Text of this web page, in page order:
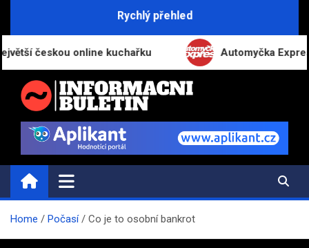
Rychlý přehled
českou online kuchařku Automyčka Express
INFORMAČNÍ-BULETIN.CZ
Novinky a informace
Home Počasí Co je to osobní bankrot